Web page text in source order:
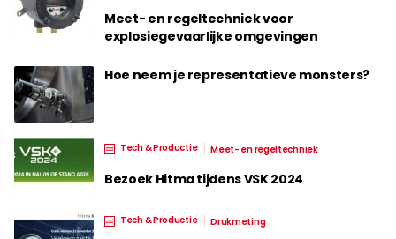
Meet- en regeltechniek voor
explosiegevaarlijke omgevingen
Hoe neem je representatieve monsters?
Tech & Productie Meet- en regeltechniek
Bezoek Hitma tijdens VSK 2024
Tech & Productie Drukmeting